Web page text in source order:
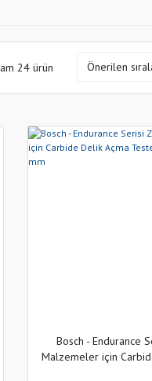
24 ürün
Bosch - Endurance
Malzemeler için